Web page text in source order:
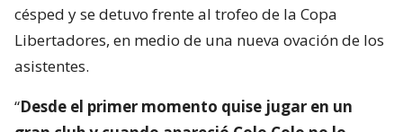
césped y se detuvo frente al trofeo de la Copa
Libertadores, en medio de una nueva ovación de los
asistentes.
“Desde el primer momento quise jugar en un